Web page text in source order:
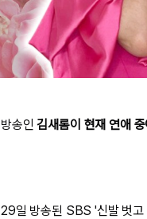
방송인김새롬이 현재 연애
29일 방송된 SBS '신발 벗고